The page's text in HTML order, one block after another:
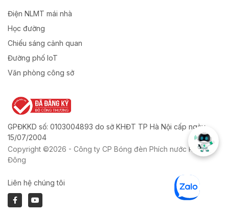
Điện NLMT mái nhà
Học đường
Chiếu sáng cảnh quan
Đường phố IoT
Văn phòng công sở
GPĐKKD số: 0103004893 do sở KHĐT TP Hà Nội cấp ngày
15/07/2004
Copyright ©2026 - Công ty CP Bóng đèn Phích nước Rạng
Đông
Liên hệ chúng tôi